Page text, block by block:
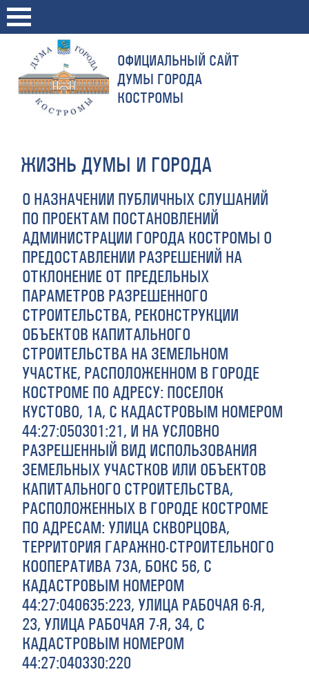
ОФИЦИАЛЬНЫЙ САЙТ
ДУМЫ ГОРОДА
КОСТРОМЫ
ЖИЗНЬ ДУМЫ И ГОРОДА
О НАЗНАЧЕНИИ ПУБЛИЧНЫХ СЛУШАНИЙ
ПО ПРОЕКТАМ ПОСТАНОВЛЕНИЙ
АДМИНИСТРАЦИИ ГОРОДА КОСТРОМЫ О
ПРЕДОСТАВЛЕНИИ РАЗРЕШЕНИЙ НА
ОТКЛОНЕНИЕ ОТ ПРЕДЕЛЬНЫХ
ПАРАМЕТРОВ РАЗРЕШЕННОГО
СТРОИТЕЛЬСТВА, РЕКОНСТРУКЦИИ
ОБЪЕКТОВ КАПИТАЛЬНОГО
СТРОИТЕЛЬСТВА НА ЗЕМЕЛЬНОМ
УЧАСТКЕ, РАСПОЛОЖЕННОМ В ГОРОДЕ
КОСТРОМЕ ПО АДРЕСУ: ПОСЕЛОК
КУСТОВО, 1А, С КАДАСТРОВЫМ НОМЕРОМ
44:27:050301:21, И НА УСЛОВНО
РАЗРЕШЕННЫЙ ВИД ИСПОЛЬЗОВАНИЯ
ЗЕМЕЛЬНЫХ УЧАСТКОВ ИЛИ ОБЪЕКТОВ
КАПИТАЛЬНОГО СТРОИТЕЛЬСТВА,
РАСПОЛОЖЕННЫХ В ГОРОДЕ КОСТРОМЕ
ПО АДРЕСАМ: УЛИЦА СКВОРЦОВА,
ТЕРРИТОРИЯ ГАРАЖНО-СТРОИТЕЛЬНОГО
КООПЕРАТИВА 73А, БОКС 56, С
КАДАСТРОВЫМ НОМЕРОМ
44:27:040635:223, УЛИЦА РАБОЧАЯ 6-Я,
23, УЛИЦА РАБОЧАЯ 7-Я, 34, С
КАДАСТРОВЫМ НОМЕРОМ
44:27:040330:220